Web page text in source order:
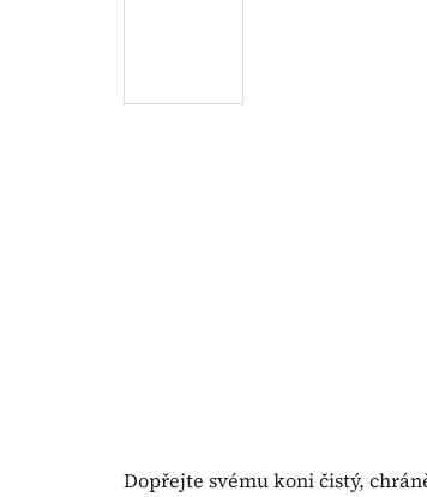
Dopřejte svému koni čistý,